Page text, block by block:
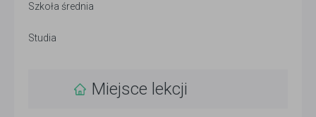
Szkoła średnia
Studia
Miejsce lekcji